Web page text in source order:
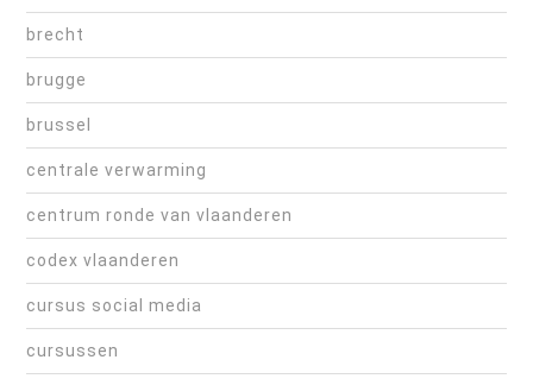
brecht
brugge
brussel
centrale verwarming
centrum ronde van vlaanderen
codex vlaanderen
cursus social media
cursussen